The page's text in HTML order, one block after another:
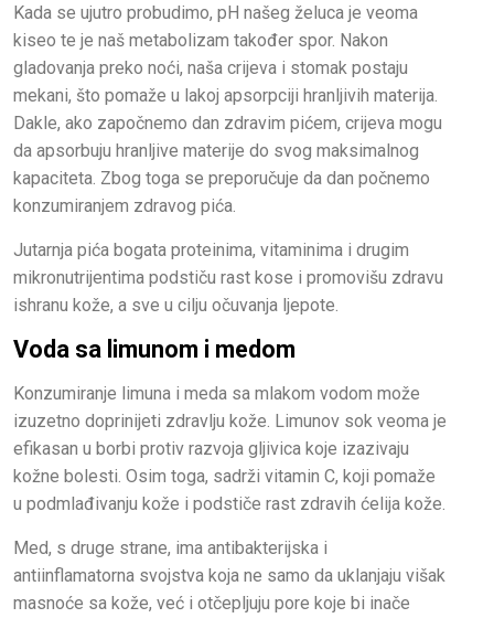
Kada se ujutro probudimo, pH našeg želuca je veoma
kiseo te je naš metabolizam također spor. Nakon
gladovanja preko noći, naša crijeva i stomak postaju
mekani, što pomaže u lakoj apsorpciji hranljivih materija.
Dakle, ako započnemo dan zdravim pićem, crijeva mogu
da apsorbuju hranljive materije do svog maksimalnog
kapaciteta. Zbog toga se preporučuje da dan počnemo
konzumiranjem zdravog pića.
Jutarnja pića bogata proteinima, vitaminima i drugim
mikronutrijentima podstiču rast kose i promovišu zdravu
ishranu kože, a sve u cilju očuvanja ljepote.
Voda sa limunom i medom
Konzumiranje limuna i meda sa mlakom vodom može
izuzetno doprinijeti zdravlju kože. Limunov sok veoma je
efikasan u borbi protiv razvoja gljivica koje izazivaju
kožne bolesti. Osim toga, sadrži vitamin C, koji pomaže
u podmlađivanju kože i podstiče rast zdravih ćelija kože.
Med, s druge strane, ima antibakterijska i
antiinflamatorna svojstva koja ne samo da uklanjaju višak
masnoće sa kože, već i otčepljuju pore koje bi inače